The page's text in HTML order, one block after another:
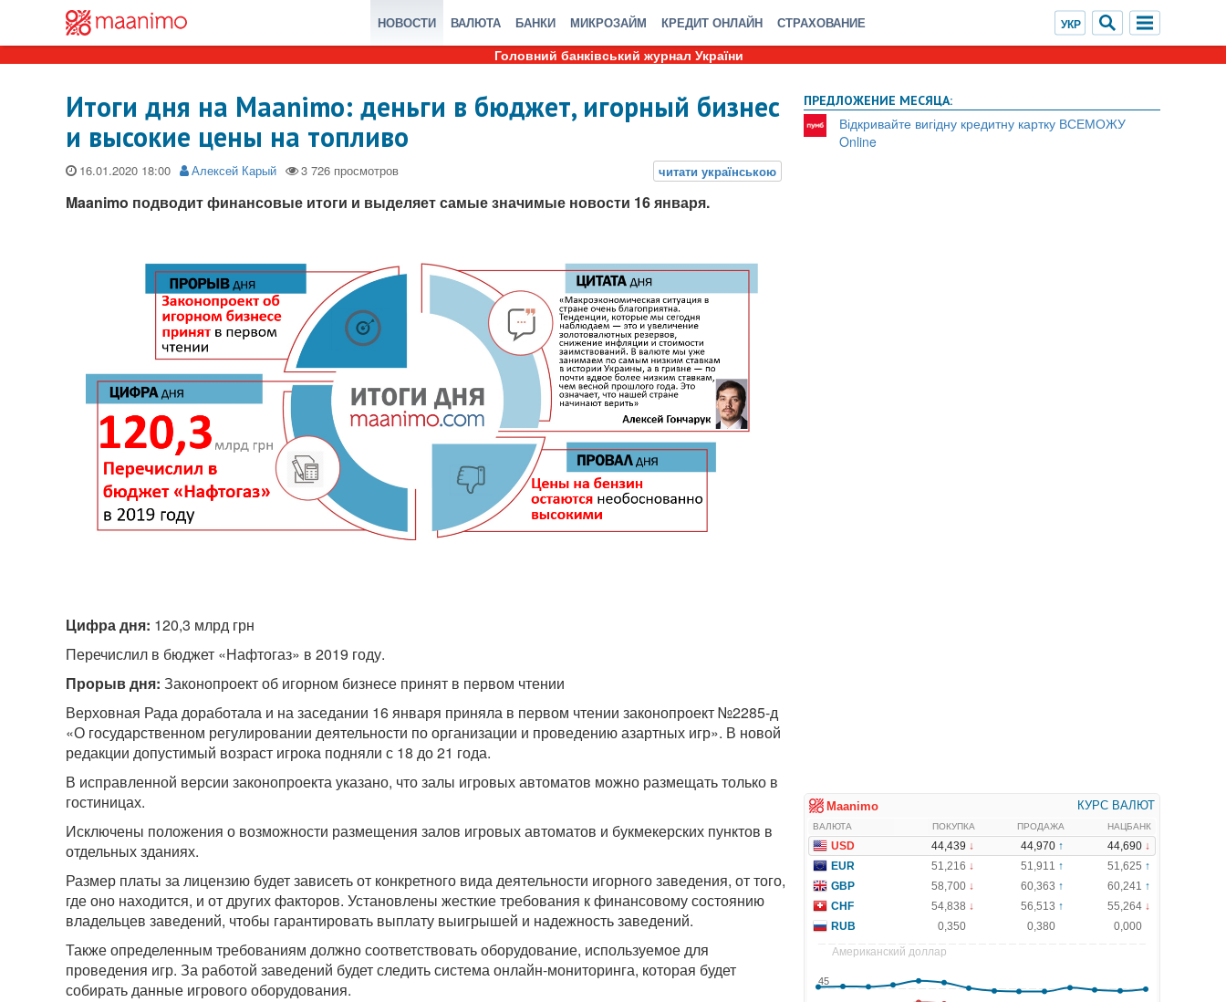
НОВОСТИ ВАЛЮТА БАНКИ МИКРОЗАЙМ КРЕДИТ ОНЛАЙН СТРАХОВАНИЕ
Головний банківський журнал України
Итоги дня на Maanimo: деньги в бюджет, игорный бизнес
и высокие цены на топливо
16.01.2020 Алексей Карый
Maanimo подводит финансовые итоги и выделяет самые значимые новости 16 января.
Цифра дня: 120,3 млрд грн
Перечислил в бюджет «Нафтогаз» в 2019 году.
Прорыв дня: Законопроект об игорном бизнесе принят в первом чтении
Верховная Рада доработала и на заседании 16 января приняла в первом чтении законопроект №2285-д
«О государственном регулировании деятельности по организации и проведению азартных игр». В новой
редакции допустимый возраст игрока подняли с 18 до 21 года.
В исправленной версии законопроекта указано, что залы игровых автоматов можно размещать только в
гостиницах.
Исключены положения о возможности размещения залов игровых автоматов и букмекерских пунктов в
отдельных зданиях.
Размер платы за лицензию будет зависеть от конкретного вида деятельности игорного заведения, от того,
где оно находится, и от других факторов. Установлены жесткие требования к финансовому состоянию
владельцев заведений, чтобы гарантировать выплату выигрышей и надежность заведений.
Также определенным требованиям должно соответствовать оборудование, используемое для
проведения игр. За работой заведений будет следить система онлайн-мониторинга, которая будет
собирать данные игрового оборудования.
ПРЕДЛОЖЕНИЕ МЕСЯЦА:
Відкривайте вигідну кредитну картку ВСЕМОЖУ
Online